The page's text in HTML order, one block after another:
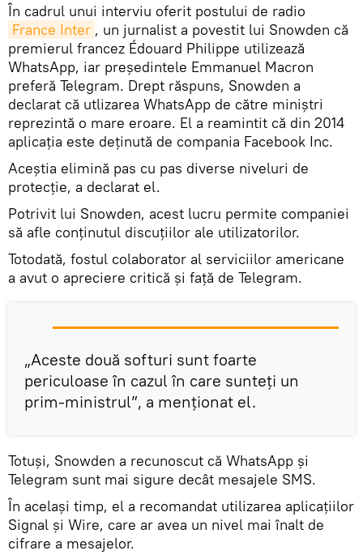
În cadrul unui interviu oferit postului de radio
France Inter , un jurnalist a povestit lui Snowden că
premierul francez Édouard Philippe utilizează
WhatsApp, iar președintele Emmanuel Macron
preferă Telegram. Drept răspuns, Snowden a
declarat că utlizarea WhatsApp de către miniștri
reprezintă o mare eroare. El a reamintit că din 2014
aplicația este deținută de compania Facebook Inc.
Aceștia elimină pas cu pas diverse niveluri de
protecție, a declarat el.
Potrivit lui Snowden, acest lucru permite companiei
să afle conținutul discuțiilor ale utilizatorilor.
Totodată, fostul colaborator al serviciilor americane
a avut o apreciere critică și față de Telegram.
„Aceste două softuri sunt foarte
periculoase în cazul în care sunteți un
prim-ministrul”, a menționat el.
Totuși, Snowden a recunoscut că WhatsApp și
Telegram sunt mai sigure decât mesajele SMS.
În același timp, el a recomandat utilizarea aplicațiilor
Signal și Wire, care ar avea un nivel mai înalt de
cifrare a mesajelor.